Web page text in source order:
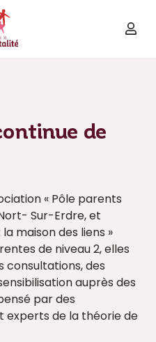
de
« Pôle parents
Sur-Erdre, et
la maison des liens »
de niveau 2, elles
consultations, des
auprès des
par des
experts de la théorie de